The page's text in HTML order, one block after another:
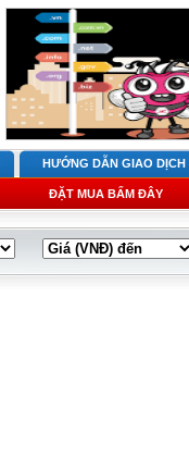
HƯỚNG DẪN GIAO DỊCH
ĐẶT MUA BẤM ĐÂY